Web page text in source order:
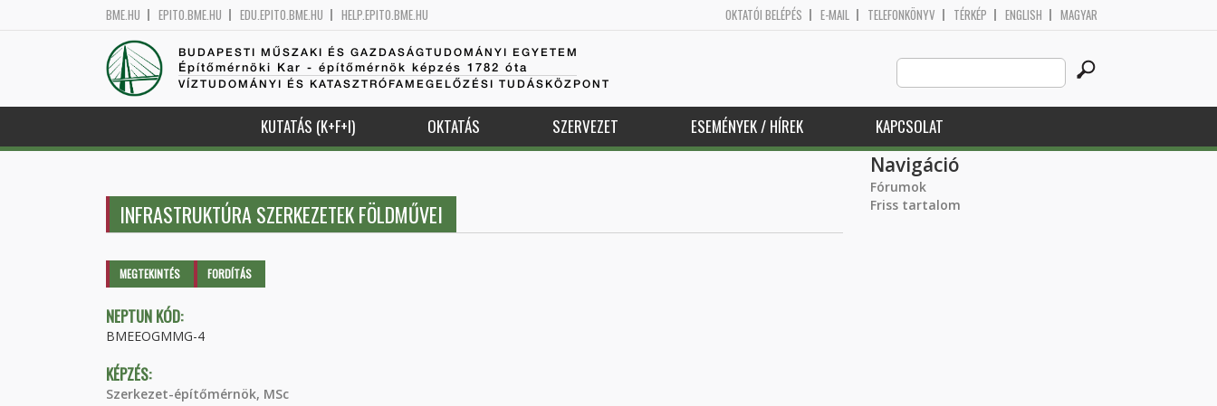
BME.HU EPITO.BME.HU EDU.EPITO.BME.HU HELP.EPITO.BME.HU OKTATÓI BELÉPÉS E-MAIL TELEFONKÖNYV TÉRKÉP ENGLISH MAGYAR
BUDAPESTI MŰSZAKI ÉS GAZDASÁGTUDOMÁNYI EGYETEM
Építőmérnöki Kar - építőmérnök képzés 1782 óta
VÍZTUDOMÁNYI ÉS KATASZTRÓFAMEGELŐZÉSI TUDÁSKÖZPONT
Search
this
site
KUTATÁS (K+F+I) OKTATÁS SZERVEZET ESEMÉNYEK / HÍREK KAPCSOLAT
INFRASTRUKTÚRA SZERKEZETEK FÖLDMŰVEI
Elsődleges fülek
MEGTEKINTÉS (AKTÍVFORDÍTÁS
NEPTUN KÓD:
BMEEOGMMG-4
KÉPZÉS:
Szerkezet-építőmérnök, MSc
Navigáció
Fórumok
Friss tartalom